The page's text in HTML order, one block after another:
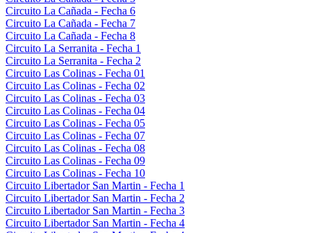
Circuito La Cañada - Fecha 6
Circuito La Cañada - Fecha 7
Circuito La Cañada - Fecha 8
Circuito La Serranita - Fecha 1
Circuito La Serranita - Fecha 2
Circuito Las Colinas - Fecha 01
Circuito Las Colinas - Fecha 02
Circuito Las Colinas - Fecha 03
Circuito Las Colinas - Fecha 04
Circuito Las Colinas - Fecha 05
Circuito Las Colinas - Fecha 07
Circuito Las Colinas - Fecha 08
Circuito Las Colinas - Fecha 09
Circuito Las Colinas - Fecha 10
Circuito Libertador San Martin - Fecha 1
Circuito Libertador San Martin - Fecha 2
Circuito Libertador San Martin - Fecha 3
Circuito Libertador San Martin - Fecha 4